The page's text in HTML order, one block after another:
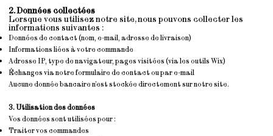
2. Données collectées
Lorsque vous utilisez notre site, nous pouvons collecter les
informations suivantes :
Données de contact (nom, e-mail, adresse de livraison)
Informations liées à votre commande
Adresse IP, type de navigateur, pages visitées (via les outils Wix)
Échanges via notre formulaire de contact ou par e-mail
Aucune donnée bancaire n’est stockée directement sur notre site.
3. Utilisation des données
Vos données sont utilisées pour :
Traiter vos commandes